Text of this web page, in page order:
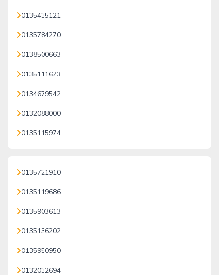
0135435121
0135784270
0138500663
0135111673
0134679542
0132088000
0135115974
0135721910
0135119686
0135903613
0135136202
0135950950
0132032694